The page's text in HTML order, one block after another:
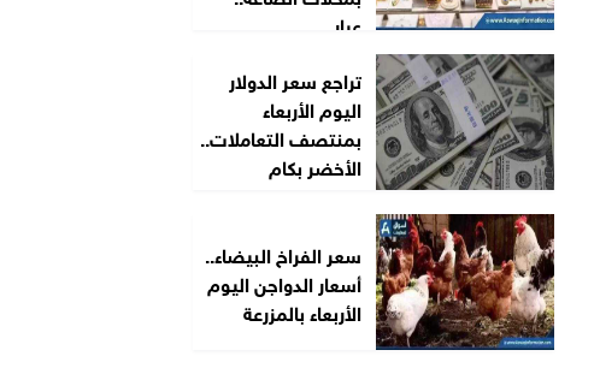
عيار...
تراجع سعر الدولار
اليوم الأربعاء
بمنتصف التعاملات..
الأخضر بكام
سعر الفراخ البيضاء..
أسعار الدواجن اليوم
الأربعاء بالمزرعة